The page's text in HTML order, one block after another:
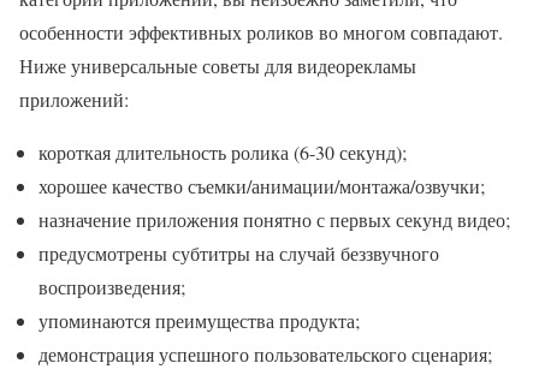
особенности эффективных роликов во многом совпадают.
Ниже универсальные советы для видеорекламы
приложений:
короткая длительность ролика (6-30 секунд);
хорошее качество съемки/анимации/монтажа/озвучки;
назначение приложения понятно с первых секунд видео;
предусмотрены субтитры на случай беззвучного
воспроизведения;
упоминаются преимущества продукта;
демонстрация успешного пользовательского сценария;